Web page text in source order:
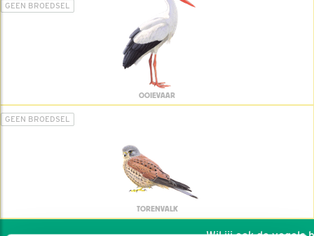
GEEN BROEDSEL
OOIEVAAR
GEEN BROEDSEL
TORENVALK